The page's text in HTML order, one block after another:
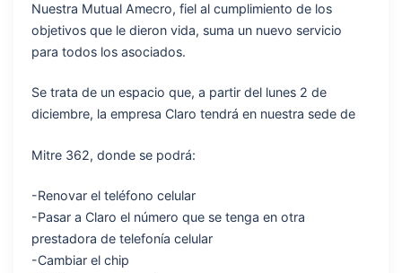
Nuestra Mutual Amecro, fiel al cumplimiento de los
objetivos que le dieron vida, suma un nuevo servicio
para todos los asociados.
Se trata de un espacio que, a partir del lunes 2 de
diciembre, la empresa Claro tendrá en nuestra sede de
Mitre 362, donde se podrá:
-Renovar el teléfono celular
-Pasar a Claro el número que se tenga en otra
prestadora de telefonía celular
-Cambiar el chip